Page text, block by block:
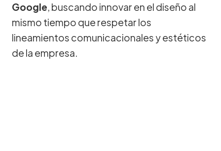
Google, buscando innovar en el diseño al
mismo tiempo que respetar los
lineamientos comunicacionales y estéticos
de la empresa.